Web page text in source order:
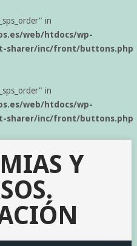
in
web/htdocs/wp-
sharer/inc/front/buttons.php
in
web/htdocs/wp-
sharer/inc/front/buttons.php
Y